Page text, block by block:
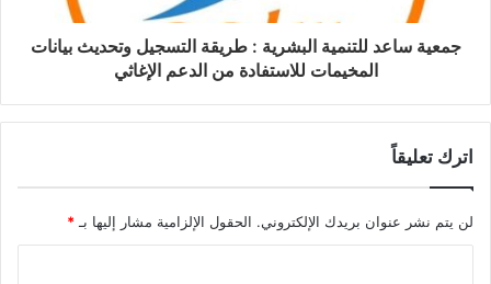
جمعية ساعد للتنمية البشرية : طريقة التسجيل وتحديث بيانات
المخيمات للاستفادة من الدعم الإغاثي
اترك تعليقاً
لن يتم نشر عنوان بريدك الإلكتروني. الحقول الإلزامية مشار إليها بـ *